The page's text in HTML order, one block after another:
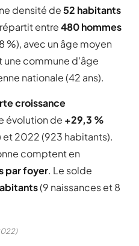
densité de52 habitants
entre480 hommes
%), avec un âge moyen
une commune d'âge
nationale (42 ans).
croissance
évolution de +29,3 %
et 2022 (923 habitants).
comptent en
par foyer. Le solde
(9 naissances et 8